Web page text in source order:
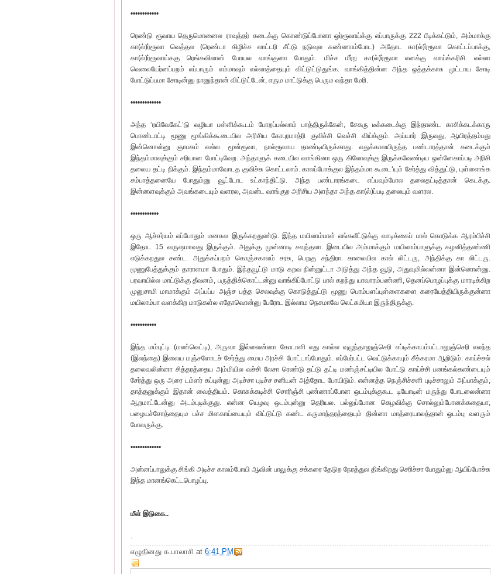
••••••••••••
ரெண்டு ரூவாய தெருமொனைல ராவுத்தர் கடைக்கு கொண்டுப்போனா ஒர்ரூவாய்க்கு எப்பாருக்கு 222 பீடிக்கட்டும், அம்மாக்கு
கா(ல்)ர்ரூவா வெத்தல (ரெண்டா கிழிச்ச லாட்டரி சீட்டு நடுவுல சுண்ணாம்போட) அதோட கா(ல்)ர்ரூவா கொட்டப்பாக்கு,
கா(ல்)ர்ரூவாய்ககு ரெங்கவிலாஸ் போயல வாங்குனா போதும். மிச்ச மீர்ற கா(ல்)ர்ரூவா எனக்கு வாய்க்கரிசி. எல்லா
வெலையேர்னப்பறம் எப்பாரும் எம்மாவும் எல்லாத்தையும் விட்டுட்டுதுங்க. வாங்கித்தின்ன அந்த ஒத்தக்காசு முட்டாய சோடி
போட்டுப்பமா சோடின்னு நானுந்தான் விட்டுட்டேன், எரும மாட்டுக்கு பெரும வந்தா மேரி.
•••••••••••••
அந்த ‘ரயிவேகேட்’டு வழியா பள்ளிக்கூடம் போறப்பல்லாம் பாத்திருக்கேன், சேகரு டீக்கடைக்கு இந்தாண்ட காசிக்கடக்காரு
பொண்டாட்டி மூணு மூங்கிக்கூடையில அரிசிய கோபுரமாத்ரி குவிச்சி வெச்சி விய்க்கும். அய்யார் இருவது, ஆயிரத்தம்பது
இன்னொன்னு ஞாபகம் வல்ல. மூன்ரூவா, நால்ரூவாய தாண்டியிருக்காது. எதுக்காலயிருந்த பண்டாரத்தான் கடைக்கும்
இந்தம்மாவுக்கும் சரியான போட்டிவேற. அந்தாளுக் கடையில வாங்கினா ஒரு கிலோவுக்கு இருக்கவேண்டிய ஒன்னேகாப்படி அரிசி
தலைய தட்டி நிக்கும். இந்தம்மாவோடத குவிச்சு கொட்டலாம். காலப்போக்குல இந்தம்மா கூடை‘யும் சேர்த்து வித்துட்டு, புள்ளைங்க
சம்பாத்தனையே போதும்னு வூட்டோட உட்காந்திட்டு. அந்த பண்டாரங்கடை எப்பவும்போல தலைதட்டித்தான் கெடக்கு.
இன்னளவுக்கும் அவங்கடையும் வளரல, அவன்ட வாங்குற அரிசிய அளந்தா அந்த கா(ல்)ப்படி தலையும் வளரல.
••••••••••••
ஒரு ஆச்சர்யம் எப்போதும் மனசுல இருக்கறதுண்டு. இந்த மயிலாம்பாள் எங்கவீட்டுக்கு வாடிக்கைப் பால் கொடுக்க ஆரம்பிச்சி
இதோட 15 வருஷமாவது இருக்கும். அதுக்கு முன்னாடி சவுந்தலா. இடையில அம்மாக்கும் மயிலாம்பாளுக்கு கழனித்தண்ணி
எடுக்கறதுல சண்ட. அதுக்கப்பறம் கொஞ்சகாலம் சரசு, பெறகு சந்திரா. காலையில கால் லிட்டரு, அந்திக்கு கா லிட்டரு.
மூணுபேத்துக்கும் தாராளமா போதும். இந்தவூட்டு மாடு கறவ நின்னுட்டா அடுத்து அந்த வூடு, அதுவுமில்லன்னா இன்னொன்னு.
பரவாயில்ல மாட்டுக்கு தீவனம், பருத்திக்கொட்டன்னு வாங்கிப்போட்டு பால் கறந்து யாவாரம்பண்ணி, தெனப்பொழப்புக்கு மாரடிக்கிற
முனுசாமி மாமாக்கும் அப்பப்ப அஞ்ச பத்த செலவுக்கு கொடுத்துட்டு மூணு பொம்பளப்புள்ளைகளை கரையேத்தியிருக்குன்னா
மயிலாம்பா வளக்கிற மாடுகள்ல எதோவொன்னு பேரோட இல்லாம நெசமாவே லெட்சுமியா இருந்திருக்கு.
•••••••••••
இந்த மம்புட்டி (மண்வெட்டி), அருவா இல்லைன்னா கோடாளி எது கால்ல வுழுந்தாலுஞ்செரி எப்டிக்காயம்பட்டாலுஞ்செரி எலந்த
(இலந்தை) இலைய மஞ்சளோடச் சேர்த்து மைய அரச்சி போட்டாப்போதும். எப்பேர்பட்ட வெட்டுக்காயும் சீக்கரமா ஆறிடும். காய்ச்சல்
தலைவலின்னா சித்தரத்தைய அம்மியில வச்சி லேசா ரெண்டு தட்டு தட்டி மண்ஞ்சட்டியில போட்டு காய்ச்சி பனங்கல்கண்டையும்
சேர்த்து ஒரு அரை டம்ளர் கப்புன்னு அடிச்சா புடிச்ச சனியன் அத்தோட போயிடும். என்னத்த நெஞ்சிச்சளி புடிச்சாலும் அப்பாக்கும்,
தாத்தனுக்கும் இதான் வைத்தியம். கொசுக்கடிச்சி சொரிஞ்சி புண்ணாப்போன ஒடம்புக்குகூட டியோடின் மருந்து போடலைன்னா
ஆறமாட்டேன்னு அடம்புடிக்குது. என்ன யெழவு ஒடம்புன்னு தெரியல. பல்லுப்போன கெழவிக்கு சொல்லும்போனக்கதையா,
பழையச்சோத்தையும பச்ச மிளகாய்யையும் விட்டுட்டு கண்ட கருமாந்தரத்தையும் தின்னா மாத்ரையாலத்தான் ஒடம்பு வளரும்
போலருக்கு.
•••••••••••••
அன்னப்பாலுக்கு சிங்கி அடிச்ச காலம்போயி ஆவின் பாலுக்கு சக்கரை தேடுற நேரத்துல திங்கிறது செரிச்சா போதும்னு ஆயிப்போச்சு
இந்த மானங்கெட்டபொழப்பு.
மீள் இடுகை..
எழுதினது க.பாலாசி at 6:41 PM